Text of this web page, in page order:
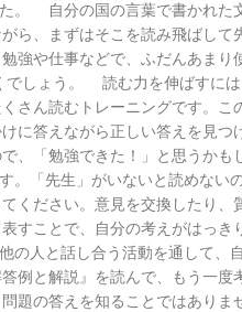
。 自分の国の言葉で書かれ
ら、まずはそこを読み飛ばし
強や仕事などで、ふだんあま
しょう。 読む力を伸ばすに
さん読むトレーニングです。
答えながら正しい答えを見
、「勉強できた！」と思うか
。「先生」がいないと読めな
ください。意見を交換したり
すことで、自分の考えがはっ
の人と話し合う活動を通して
例と解説』を読んで、もう一
の答えを知ることではあり